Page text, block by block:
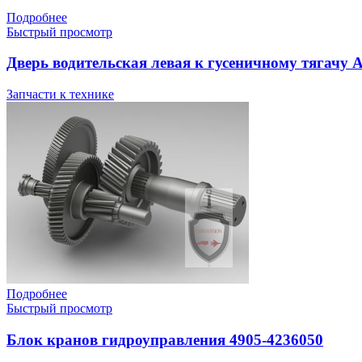
Подробнее
Быстрый просмотр
Дверь водительская левая к гусеничному тягачу
Запчасти к технике
Подробнее
Быстрый просмотр
Блок кранов гидроуправления 4905-4236050